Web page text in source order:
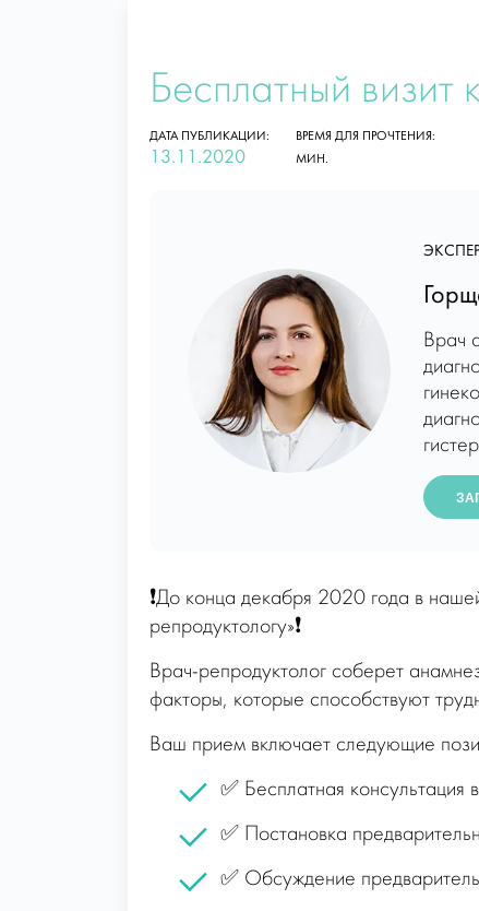
Бесплатный визит
ДАТА ПУБЛИКАЦИИ:
13.11.2020
ВРЕМЯ ДЛЯ ПРОЧТЕНИЯ:
МИН.
Врач
❗️До конца декабря 2020 года в
репродуктологу»❗️
Врач-репродуктолог соберет
факторы, которые способствуют
Ваш прием включает следующие
✅ Бесплатная консультация
✅ Постановка
✅ Обсуждение